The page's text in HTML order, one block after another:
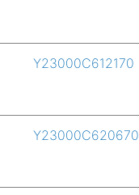
Y23000C612170
Y23000C620670